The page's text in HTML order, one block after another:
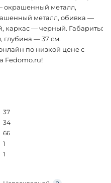
окрашенный металл,
металл, обивка —
каркас — черный. Габариты:
глубина — 37 см.
по низкой цене с
Fedomo.ru!
37
34
66
1
1